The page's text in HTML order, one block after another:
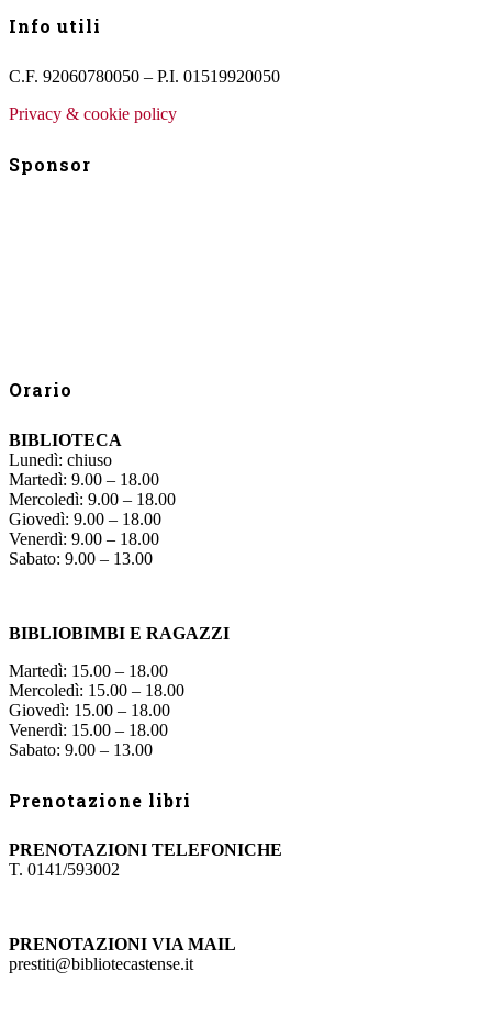
Info utili
C.F. 92060780050 – P.I. 01519920050
Privacy & cookie policy
Sponsor
Orario
BIBLIOTECA
Lunedì: chiuso
Martedì: 9.00 – 18.00
Mercoledì: 9.00 – 18.00
Giovedì: 9.00 – 18.00
Venerdì: 9.00 – 18.00
Sabato: 9.00 – 13.00
BIBLIOBIMBI E RAGAZZI
Martedì: 15.00 – 18.00
Mercoledì: 15.00 – 18.00
Giovedì: 15.00 – 18.00
Venerdì: 15.00 – 18.00
Sabato: 9.00 – 13.00
Prenotazione libri
PRENOTAZIONI TELEFONICHE
T. 0141/593002
PRENOTAZIONI VIA MAIL
prestiti@bibliotecastense.it